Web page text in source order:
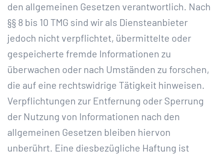
den allgemeinen Gesetzen verantwortlich. Nach
§§ 8 bis 10 TMG sind wir als Diensteanbieter
jedoch nicht verpflichtet, übermittelte oder
gespeicherte fremde Informationen zu
überwachen oder nach Umständen zu forschen,
die auf eine rechtswidrige Tätigkeit hinweisen.
Verpflichtungen zur Entfernung oder Sperrung
der Nutzung von Informationen nach den
allgemeinen Gesetzen bleiben hiervon
unberührt. Eine diesbezügliche Haftung ist